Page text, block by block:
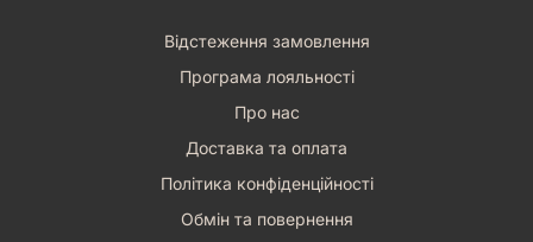
Відстеження замовлення
Програма лояльності
Про нас
Доставка та оплата
Політика конфіденційності
Обмін та повернення